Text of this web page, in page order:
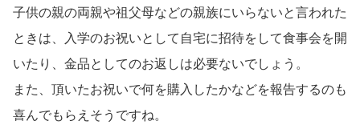
子供の親の両親や祖父母などの親族にいらないと言われた
ときは、入学のお祝いとして自宅に招待をして食事会を開
いたり、金品としてのお返しは必要ないでしょう。
また、頂いたお祝いで何を購入したかなどを報告するのも
喜んでもらえそうですね。